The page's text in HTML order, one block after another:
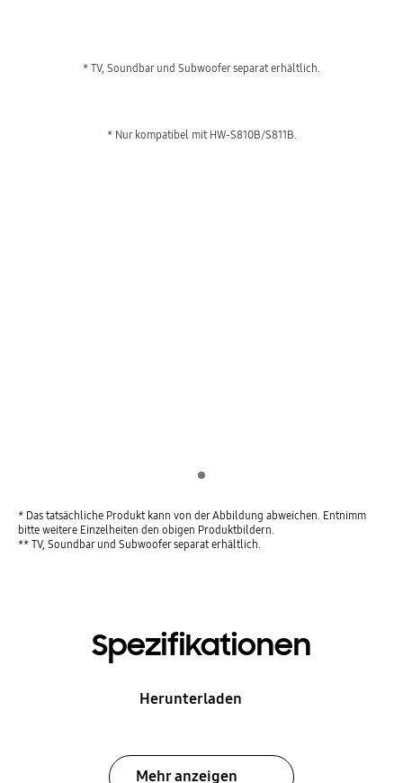
* TV, Soundbar und Subwoofer separat erhältlich.
* Nur kompatibel mit HW-S810B/S811B.
* Das tatsächliche Produkt kann von der Abbildung abweichen. Entnimm
bitte weitere Einzelheiten den obigen Produktbildern.
** TV, Soundbar und Subwoofer separat erhältlich.
Spezifikationen
Herunterladen
Mehr anzeigen